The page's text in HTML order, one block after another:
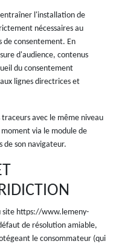
l'installation de
nécessaires au
consentement. En
d'audience, contenus
du consentement
lignes directrices et
avec le même niveau
via le module de
de son navigateur.
site https://www.lemeny-
de résolution amiable,
le consommateur (qui